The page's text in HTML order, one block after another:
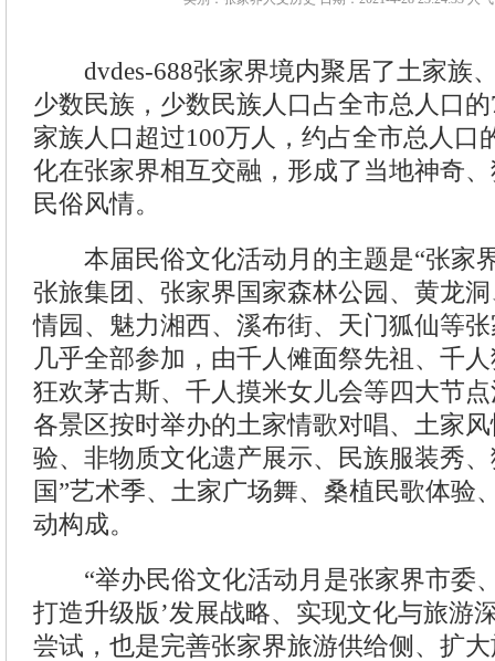
dvdes-688张家界境内聚居了土家族
少数民族，少数民族人口占全市总人口
家族人口超过100万人，约占全市总人口
化在张家界相互交融，形成了当地神奇
民俗风情。
本届民俗文化活动月的主题是“张家
张旅集团、张家界国家森林公园、黄龙
情园、魅力湘西、溪布街、天门狐仙等
几乎全部参加，由千人傩面祭先祖、千
狂欢茅古斯、千人摸米女儿会等四大节
各景区按时举办的土家情歌对唱、土家
验、非物质文化遗产展示、民族服装秀
国”艺术季、土家广场舞、桑植民歌体验
动构成。
“举办民俗文化活动月是张家界市委
打造升级版’发展战略、实现文化与旅游
尝试，也是完善张家界旅游供给侧、扩